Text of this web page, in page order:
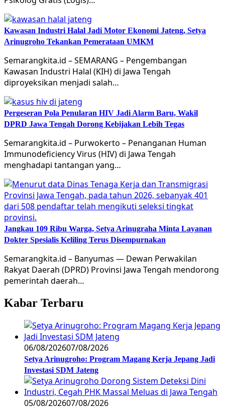
Kawasan Industri Halal Jadi Motor Ekonomi Jateng, Setya
Arinugroho Tekankan Pemerataan UMKM
Semarangkita.id – SEMARANG – Pengembangan
Kawasan Industri Halal (KIH) di Jawa Tengah
diproyeksikan menjadi salah…
Pergeseran Pola Penularan HIV Jadi Alarm Baru, Wakil
DPRD Jawa Tengah Dorong Kebijakan Lebih Tegas
Semarangkita.id – Purwokerto – Penanganan Human
Immunodeficiency Virus (HIV) di Jawa Tengah
menghadapi tantangan yang…
Jangkau 109 Ribu Warga, Setya Arinugraha Minta Layanan
Dokter Spesialis Keliling Terus Disempurnakan
Semarangkita.id – Banyumas — Dewan Perwakilan
Rakyat Daerah (DPRD) Provinsi Jawa Tengah mendorong
pemerintah daerah…
Kabar Terbaru
06/08/202607/08/2026
Setya Arinugroho: Program Magang Kerja Jepang Jadi
Investasi SDM Jateng
05/08/202607/08/2026